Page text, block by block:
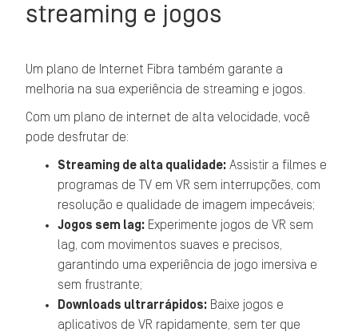
streaming e jogos
Um plano de Internet Fibra também garante a
melhoria na sua experiência de streaming e jogos.
Com um plano de internet de alta velocidade, você
pode desfrutar de:
Streaming de alta qualidade: Assistir a filmes e
programas de TV em VR sem interrupções, com
resolução e qualidade de imagem impecáveis;
Jogos sem lag: Experimente jogos de VR sem
lag, com movimentos suaves e precisos,
garantindo uma experiência de jogo imersiva e
sem frustrante;
Downloads ultrarrápidos: Baixe jogos e
aplicativos de VR rapidamente, sem ter que